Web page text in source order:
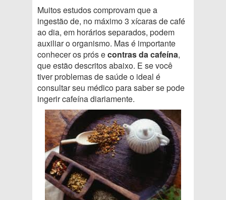
Muitos estudos comprovam que a
ingestão de, no máximo 3 xícaras de café
ao dia, em horários separados, podem
auxiliar o organismo. Mas é importante
conhecer os prós econtras da cafeína,
que estão descritos abaixo. E se você
tiver problemas de saúde o ideal é
consultar seu médico para saber se pode
ingerir cafeína diariamente.